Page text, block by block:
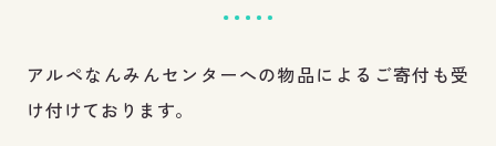
アルペなんみんセンターへの物品によるご寄付も受
け付けております。